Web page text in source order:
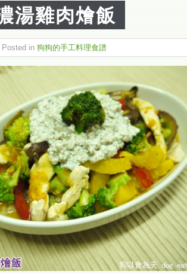
湯雞肉燴飯
Posted in 狗狗的手工料理食譜